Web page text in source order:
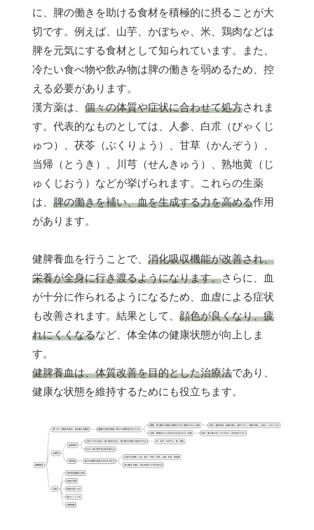
に、脾の働きを助ける食材を積極的に摂ることが大
切です。例えば、山芋、かぼちゃ、米、鶏肉などは
脾を元気にする食材として知られています。また、
冷たい食べ物や飲み物は脾の働きを弱めるため、控
える必要があります。
漢方薬は、 個々の体質や症状に合わせて処方されま
す。代表的なものとしては、人参、白朮（びゃくじ
ゅつ）、茯苓（ぶくりょう）、甘草（かんぞう）、
当帰（とうき）、川芎（せんきゅう）、熟地黄（じ
ゅくじおう）などが挙げられます。これらの生薬
は、 脾の働きを補い、血を生成する力を高める作用
があります。
健脾養血を行うことで、 消化吸収機能が改善され、
栄養が全身に行き渡るようになります。さらに、血
が十分に作られるようになるため、血虚による症状
も改善されます。結果として、 顔色が良くなり、疲
れにくくなるなど、体全体の健康状態が向上しま
す。
健脾養血は、体質改善を目的とした治療法であり、
健康な状態を維持するためにも役立ちます。